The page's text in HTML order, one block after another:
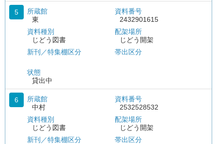
5
所蔵館
東
資料種別
じどう図書
新刊／特集棚区分
状態
貸出中
資料番号
2432901615
配架場所
じどう開架
帯出区分
6
所蔵館
中村
資料種別
じどう図書
新刊／特集棚区分
資料番号
2532528532
配架場所
じどう開架
帯出区分